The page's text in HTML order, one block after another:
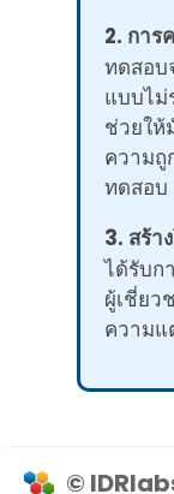
2. การ
ทดสอบ
แบบไม่
ช่วยให้
ความถู
ทดสอบ
3. สร้า
ได้รับก
ผู้เชี่ยว
ความแ
©